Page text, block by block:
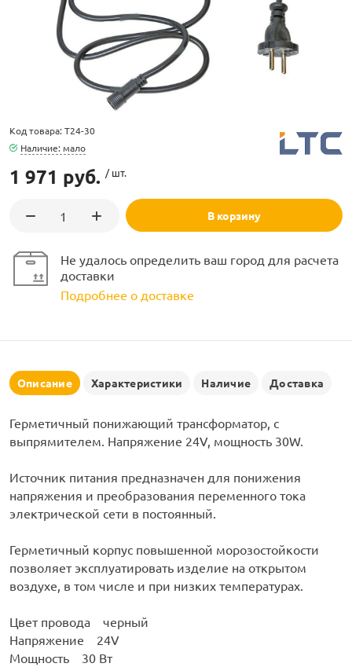
LED
Код товара: T24-30
Наличие: мало
1 971 руб. / шт.
В корзину
Не удалось определить ваш город для расчета
доставки
Подробнее о доставке
Описание Характеристики Наличие Доставка
Герметичный понижающий трансформатор, с
выпрямителем. Напряжение 24V, мощность 30W.
Источник питания предназначен для понижения
напряжения и преобразования переменного тока
электрической сети в постоянный.
Герметичный корпус повышенной морозостойкости
позволяет эксплуатировать изделие на открытом
воздухе, в том числе и при низких температурах.
Цвет провода черный
Напряжение 24V
Мощность 30 Вт